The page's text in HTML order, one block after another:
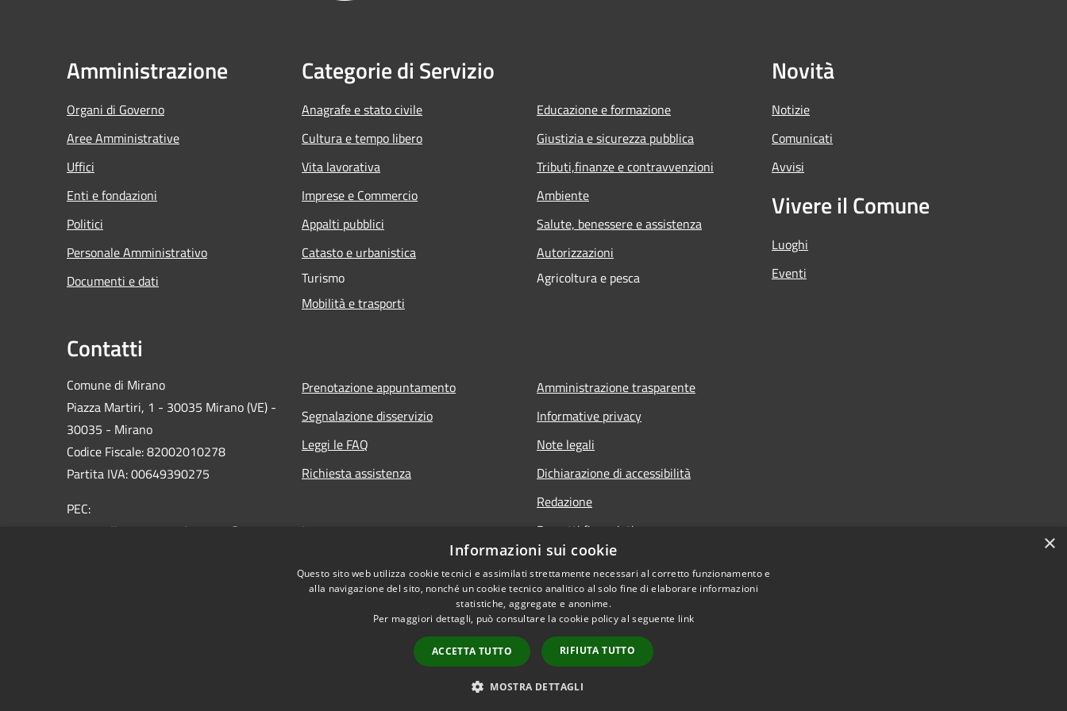
Amministrazione
Organi di Governo
Aree Amministrative
Uffici
Enti e fondazioni
Politici
Personale Amministrativo
Documenti e dati
Categorie di Servizio
Anagrafe e stato civile
Cultura e tempo libero
Vita lavorativa
Imprese e Commercio
Appalti pubblici
Catasto e urbanistica
Turismo
Mobilità e trasporti
Educazione e formazione
Giustizia e sicurezza pubblica
Tributi,finanze e contravvenzioni
Ambiente
Salute, benessere e assistenza
Autorizzazioni
Agricoltura e pesca
Novità
Notizie
Comunicati
Avvisi
Vivere il Comune
Luoghi
Eventi
Contatti
Comune di Mirano
Piazza Martiri, 1 - 30035 Mirano (VE) -
30035 - Mirano
Codice Fiscale: 82002010278
Partita IVA: 00649390275
PEC:
protocollo.comune.mirano.ve@pecveneto.it
Prenotazione appuntamento
Segnalazione disservizio
Leggi le FAQ
Richiesta assistenza
Amministrazione trasparente
Informative privacy
Note legali
Dichiarazione di accessibilità
Redazione
Progetti finanziati
Dichiarazione di accessibilità
×
Informazioni sui cookie
Questo sito web utilizza cookie tecnici e assimilati strettamente necessari al corretto funzionamento e
alla navigazione del sito, nonché un cookie tecnico analitico al solo fine di elaborare informazioni
statistiche, aggregate e anonime.
Per maggiori dettagli, può consultare la cookie policy al seguente link
ACCETTA TUTTO RIFIUTA TUTTO
MOSTRA DETTAGLI